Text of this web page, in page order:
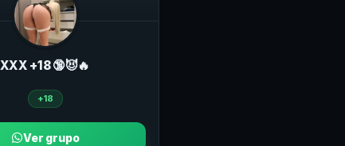
ХXХ +18 🔞😈🔥
+18
Ver grupo